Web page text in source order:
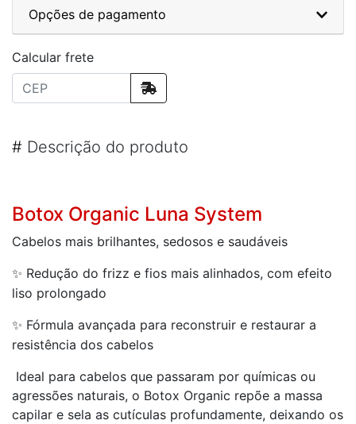
Opções de pagamento
Calcular frete
# Descrição do produto
Botox Organic Luna System
Cabelos mais brilhantes, sedosos e saudáveis
✨ Redução do frizz e fios mais alinhados, com efeito
liso prolongado
✨ Fórmula avançada para reconstruir e restaurar a
resistência dos cabelos
Ideal para cabelos que passaram por químicas ou
agressões naturais, o Botox Organic repõe a massa
capilar e sela as cutículas profundamente, deixando os